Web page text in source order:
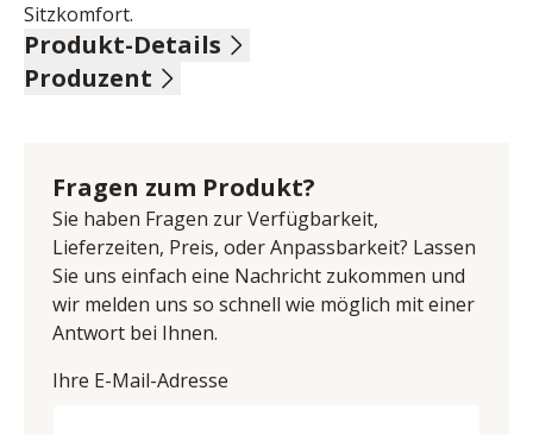
Sitzkomfort.
Produkt-Details
Flachgewebe, 100% Polyester, Farbe Ocker, Gestell
Produzent
E-Mail-Adresse: bestellungen@akante.com
UID (Umsatzsteuer-Identifikationsnummer): FR
70751634460
Fragen zum Produkt?
Sie haben Fragen zur Verfügbarkeit,
Lieferzeiten, Preis, oder Anpassbarkeit? Lassen
Sie uns einfach eine Nachricht zukommen und
wir melden uns so schnell wie möglich mit einer
Antwort bei Ihnen.
Ihre E-Mail-Adresse